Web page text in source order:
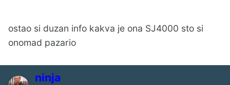
ostao si duzan info kakva je ona SJ4000 sto si
onomad pazario
ninja